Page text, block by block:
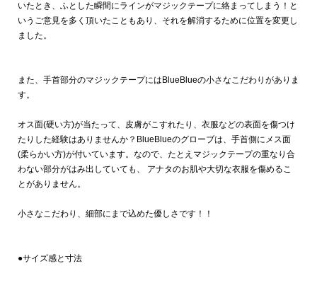
いたとき、ふとした瞬間にラインがマジックテープに絡まってしまう！と
いうご意見を多く頂いたこともあり、それを解消するために位置を変更し
ました。
また、手首部分のマジックテープにはBlueBlueの小さなこだわりがありま
す。
オス面(硬い方)が当たって、皮膚がこすれたり、衣服などの表面を傷つけ
たりした経験はありませんか？BlueBlueのグローブは、手首側にメス面
(柔らかい方)が付いています。なので、たとえマジックテープの重なり合
わない部分がはみ出していても、 アナタのお肌や大切な衣服を傷めるこ
とがありません。
小さなこだわり、細部にまで込めた優しさです！！
●サイズ感と寸法